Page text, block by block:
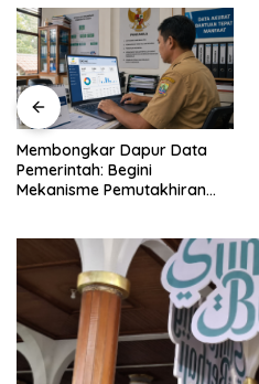
Membongkar Dapur Data
Pemerintah: Begini
Mekanisme Pemutakhiran